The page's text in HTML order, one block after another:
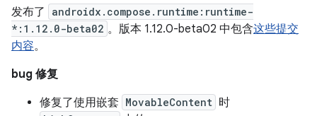
发布了
androidx.compose.runtime:runtime-
*:1.12.0-beta02 。版本 1.12.0-beta02 中包含这些提交
内容。
bug 修复
修复了使用嵌套 MovableContent 时